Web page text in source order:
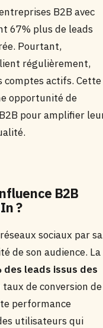
B2B avec
67% plus de leads
Pourtant,
régulièrement,
actifs. Cette
opportunité de
pour amplifier
B2B
?
sociaux par sa
de son audience. La
des leads issus des
taux de conversion de
performance
utilisateurs qui